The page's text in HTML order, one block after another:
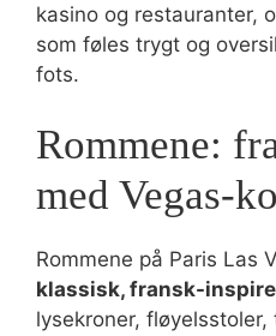
kasino og restauranter,
som føles trygt og
fots.
Rommene:
med Vegas-
Rommene på Paris Las
klassisk, fransk-
lysekroner,